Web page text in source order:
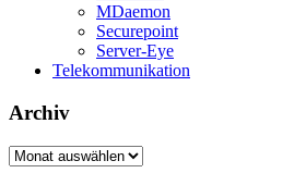
MDaemon
Securepoint
Server-Eye
Telekommunikation
Archiv
Archiv